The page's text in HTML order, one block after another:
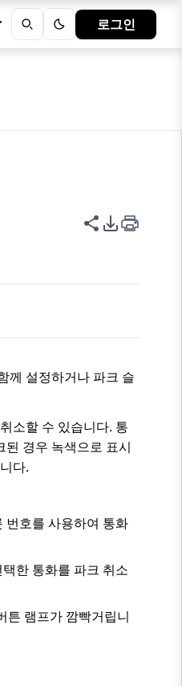
로그인
이 페이지 공
PDF 내보
께 설정하거나 파크 슬
소할 수 있습니다. 통
경우 녹색으로 표시
다.
번호를 사용하여 통화
한 통화를 파크 취소
튼 램프가 깜빡거립니